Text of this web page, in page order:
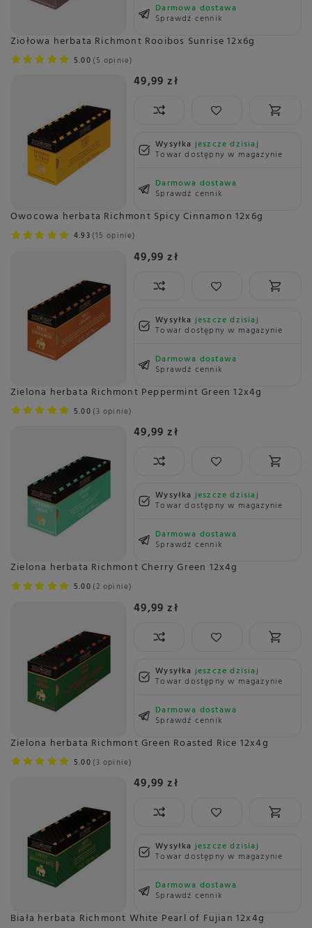
Darmowa dostawa
Sprawdź cennik
Ziołowa herbata Richmont Rooibos Sunrise 12x6g
5.00 5 opinie
49,99 zł
Wysyłkajeszcze dzisiaj
Towar dostępny w magazynie
Darmowa dostawa
Sprawdź cennik
Owocowa herbata Richmont Spicy Cinnamon 12x6g
4.93 15 opinie
49,99 zł
Wysyłkajeszcze dzisiaj
Towar dostępny w magazynie
Darmowa dostawa
Sprawdź cennik
Zielona herbata Richmont Peppermint Green 12x4g
5.00 3 opinie
49,99 zł
Wysyłkajeszcze dzisiaj
Towar dostępny w magazynie
Darmowa dostawa
Sprawdź cennik
Zielona herbata Richmont Cherry Green 12x4g
5.00 2 opinie
49,99 zł
Wysyłkajeszcze dzisiaj
Towar dostępny w magazynie
Darmowa dostawa
Sprawdź cennik
Zielona herbata Richmont Green Roasted Rice 12x4g
5.00 3 opinie
49,99 zł
Wysyłkajeszcze dzisiaj
Towar dostępny w magazynie
Darmowa dostawa
Sprawdź cennik
Biała herbata Richmont White Pearl of Fujian 12x4g